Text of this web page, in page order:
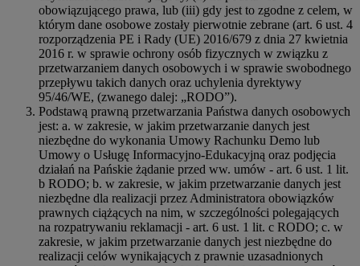
obowiązującego prawa, lub (iii) gdy jest to zgodne z celem, w
którym dane osobowe zostały pierwotnie zebrane (art. 6 ust. 4
rozporządzenia PE i Rady (UE) 2016/679 z dnia 27 kwietnia
2016 r. w sprawie ochrony osób fizycznych w związku z
przetwarzaniem danych osobowych i w sprawie swobodnego
przepływu takich danych oraz uchylenia dyrektywy
95/46/WE, (zwanego dalej: „RODO”).
Podstawą prawną przetwarzania Państwa danych osobowych
jest: a. w zakresie, w jakim przetwarzanie danych jest
niezbędne do wykonania Umowy Rachunku Demo lub
Umowy o Usługę Informacyjno-Edukacyjną oraz podjęcia
działań na Pańskie żądanie przed ww. umów - art. 6 ust. 1 lit.
b RODO; b. w zakresie, w jakim przetwarzanie danych jest
niezbędne dla realizacji przez Administratora obowiązków
prawnych ciążących na nim, w szczególności polegających
na rozpatrywaniu reklamacji - art. 6 ust. 1 lit. c RODO; c. w
zakresie, w jakim przetwarzanie danych jest niezbędne do
realizacji celów wynikających z prawnie uzasadnionych